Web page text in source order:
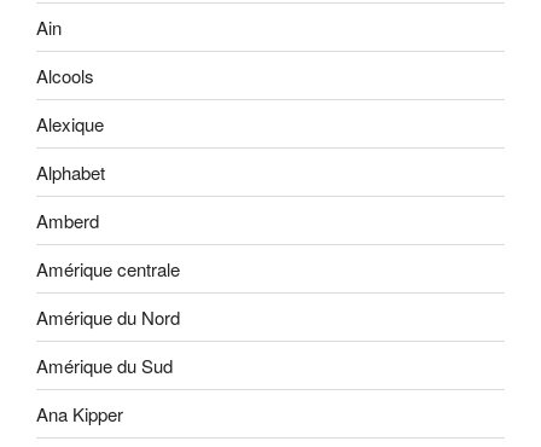
Ain
Alcools
Alexique
Alphabet
Amberd
Amérique centrale
Amérique du Nord
Amérique du Sud
Ana Kipper